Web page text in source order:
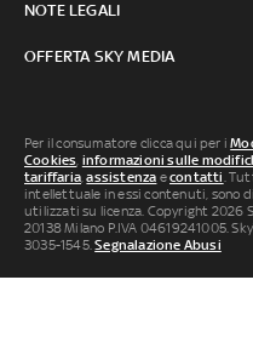
NOTE LEGALI
OFFERTA SKY MEDIA
Per il consumatore clicca qui per i
Cookies, informazioni sulle
tariffaria,assistenza econtatti.
intellettuale in essi contenuti, sono
utilizzati su licenza. Copyright 2026
20138 Milano P.IVA 04619241005.
3035-1545.Segnalazione Abusi